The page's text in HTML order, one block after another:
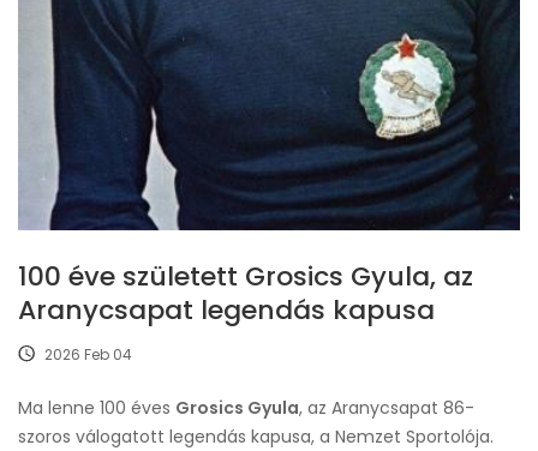
100 éve született Grosics Gyula, az
Aranycsapat legendás kapusa
2026 Feb 04
Ma lenne 100 éves Grosics Gyula, az Aranycsapat 86-
szoros válogatott legendás kapusa, a Nemzet Sportolója.